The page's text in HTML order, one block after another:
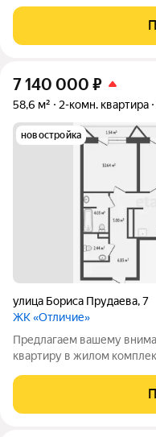
13,96 кв.м., две спальни
застеклена 3,55 кв.м.,
7 140 000 ₽
58,6 м² 2-комн. квартира
новостройка
улица Бориса Прудаева,7
ЖК «Отличие»
Предлагаем вашему
квартиру в жилом
отделкой, что
ремонт и открывает